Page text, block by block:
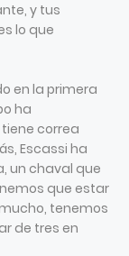
y tus
lo que
en la primera
ha
correa
Escassi ha
un chaval que
que estar
tenemos
de tres en